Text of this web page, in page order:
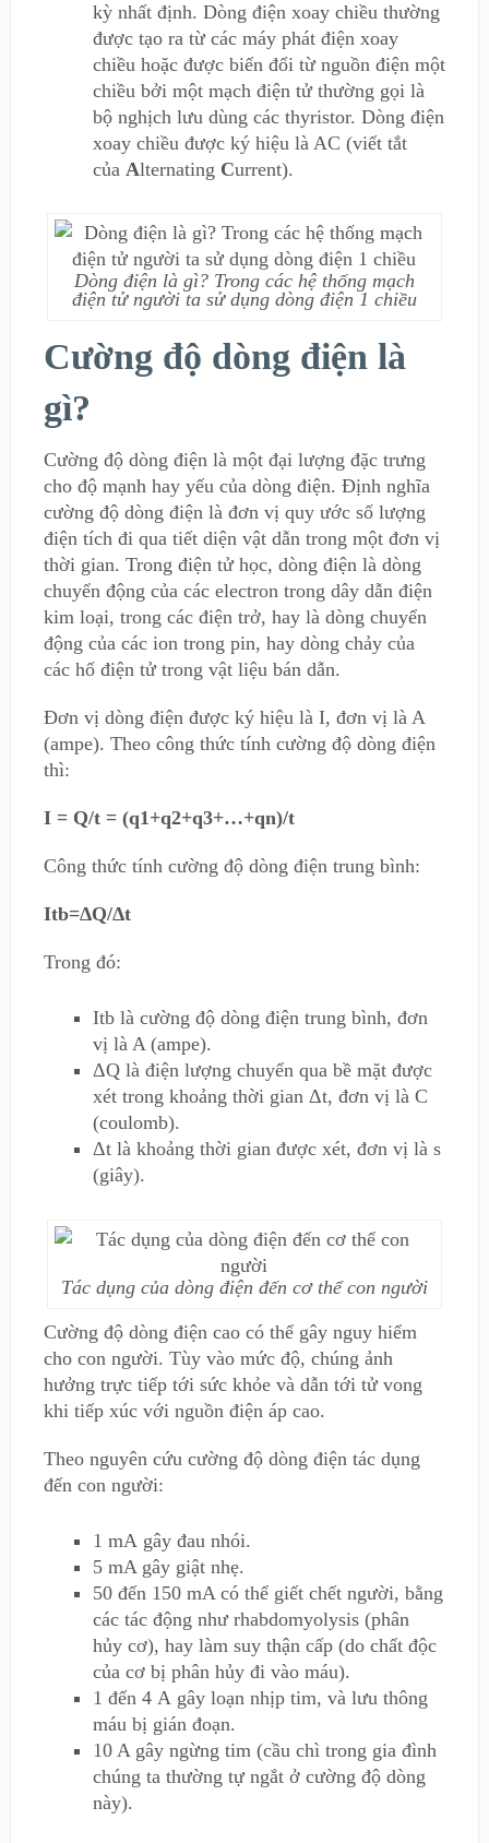
kỳ nhất định. Dòng điện xoay chiều thường
được tạo ra từ các máy phát điện xoay
chiều hoặc được biến đổi từ nguồn điện một
chiều bởi một mạch điện tử thường gọi là
bộ nghịch lưu dùng các thyristor. Dòng điện
xoay chiều được ký hiệu là AC (viết tắt
của Alternating Current).
Dòng điện là gì? Trong các hệ thống mạch
điện tử người ta sử dụng dòng điện 1 chiều
Cường độ dòng điện là
gì?
Cường độ dòng điện là một đại lượng đặc trưng
cho độ mạnh hay yếu của dòng điện. Định nghĩa
cường độ dòng điện là đơn vị quy ước số lượng
điện tích đi qua tiết diện vật dẫn trong một đơn vị
thời gian. Trong điện tử học, dòng điện là dòng
chuyển động của các electron trong dây dẫn điện
kim loại, trong các điện trở, hay là dòng chuyển
động của các ion trong pin, hay dòng chảy của
các hố điện tử trong vật liệu bán dẫn.
Đơn vị dòng điện được ký hiệu là I, đơn vị là A
(ampe). Theo công thức tính cường độ dòng điện
thì:
I = Q/t = (q1+q2+q3+…+qn)/t
Công thức tính cường độ dòng điện trung bình:
Itb=ΔQ/Δt
Trong đó:
Itblà cường độ dòng điện trung bình, đơn
vị là A (ampe).
ΔQ là điện lượng chuyển qua bề mặt được
xét trong khoảng thời gian Δt, đơn vị là C
(coulomb).
Δt là khoảng thời gian được xét, đơn vị là s
(giây).
Tác dụng của dòng điện đến cơ thể con người
Cường độ dòng điện cao có thể gây nguy hiểm
cho con người. Tùy vào mức độ, chúng ảnh
hưởng trực tiếp tới sức khỏe và dẫn tới tử vong
khi tiếp xúc với nguồn điện áp cao.
Theo nguyên cứu cường độ dòng điện tác dụng
đến con người:
1 mA gây đau nhói.
5 mA gây giật nhẹ.
50 đến 150 mA có thể giết chết người, bằng
các tác động như rhabdomyolysis (phân
hủy cơ), hay làm suy thận cấp (do chất độc
của cơ bị phân hủy đi vào máu).
1 đến 4 A gây loạn nhịp tim, và lưu thông
máu bị gián đoạn.
10 A gây ngừng tim (cầu chì trong gia đình
chúng ta thường tự ngắt ở cường độ dòng
này).